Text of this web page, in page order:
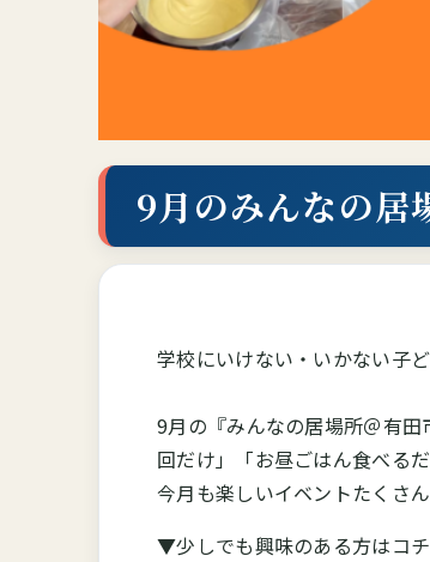
9月のみんなの居
学校にいけない・いかない子
9月の『みんなの居場所＠有
回だけ」「お昼ごはん食べる
今月も楽しいイベントたくさ
▼少しでも興味のある方はコ